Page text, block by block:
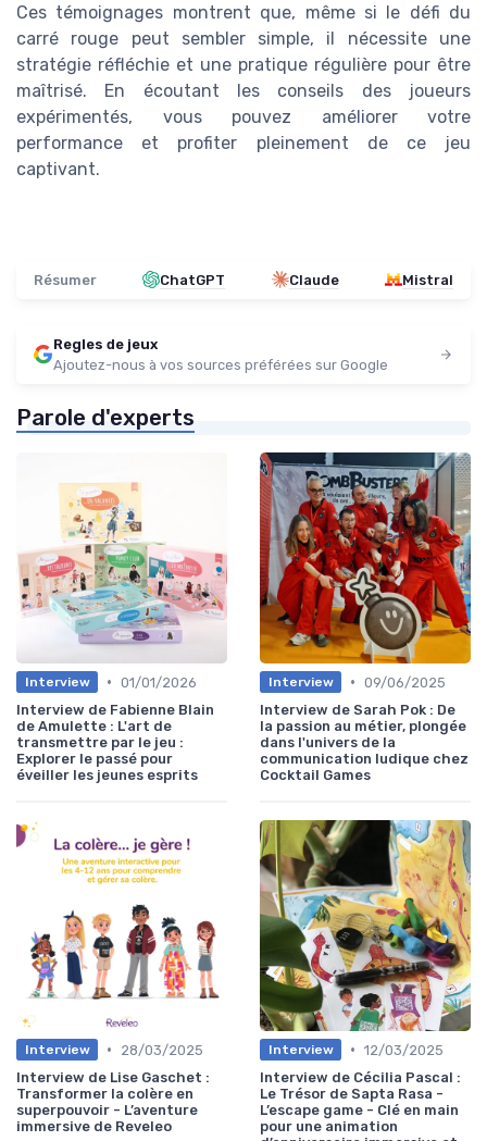
Ces témoignages montrent que, même si le défi du
carré rouge peut sembler simple, il nécessite une
stratégie réfléchie et une pratique régulière pour être
maîtrisé. En écoutant les conseils des joueurs
expérimentés, vous pouvez améliorer votre
performance et profiter pleinement de ce jeu
captivant.
Résumer ChatGPT Claude Mistral
Regles de jeux
Ajoutez-nous à vos sources préférées sur Google
Parole d'experts
Interview • 01/01/2026
Interview de Fabienne Blain
de Amulette : L'art de
transmettre par le jeu :
Explorer le passé pour
éveiller les jeunes esprits
Interview • 09/06/2025
Interview de Sarah Pok : De
la passion au métier, plongée
dans l'univers de la
communication ludique chez
Cocktail Games
Interview •
28/03/2025
Interview de Lise Gaschet :
Transformer la colère en
superpouvoir - L’aventure
immersive de Reveleo
Interview • 12/03/2025
Interview de Cécilia Pascal :
Le Trésor de Sapta Rasa -
L’escape game - Clé en main
pour une animation